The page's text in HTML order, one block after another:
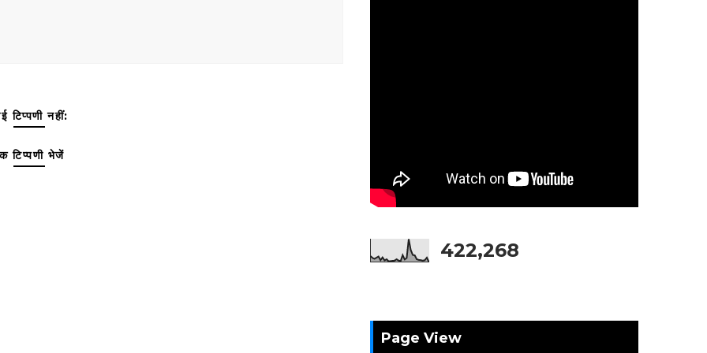
टिप्पणी नहीं:
टिप्पणी भेजें
422,268
Page View